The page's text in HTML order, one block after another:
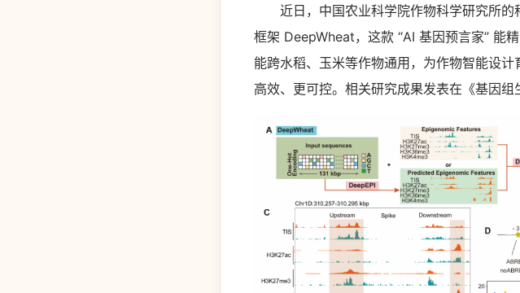
近日，中国农业科学院作物科学研究所的
框架 DeepWheat，这款 “AI 基因预言家” 能
能跨水稻、玉米等作物通用，为作物智能设
高效、更可控。相关研究成果发表在《基因